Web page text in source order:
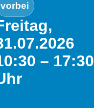
vorbei
– 17:30